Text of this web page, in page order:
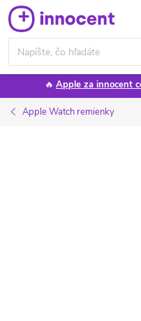
Prejsť
na
obsah
🔥 Apple za innocent
Apple Watch remienky